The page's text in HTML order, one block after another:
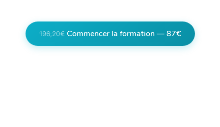
196,20€ Commencer la formation — 87€